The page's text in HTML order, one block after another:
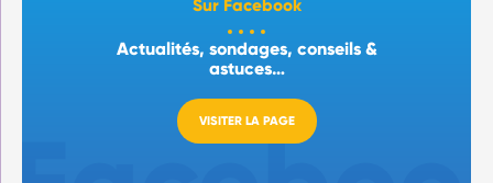
Sur Facebook
Actualités, sondages, conseils &
astuces…
VISITER LA PAGE